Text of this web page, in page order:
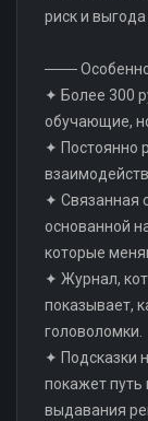
риск и
───
✦ Более 300
обучающие,
✦ Постоянно
✦ Связанная
основанной
которые
✦ Журнал,
показывает,
головоломки.
✦ Подсказки
покажет путь
выдавания